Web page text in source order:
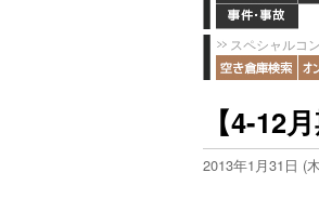
スペシャルコ
【4-12
2013年1月31日 (